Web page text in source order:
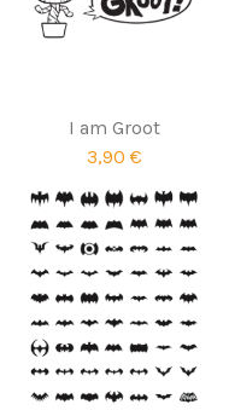
I am Groot
3,90 €